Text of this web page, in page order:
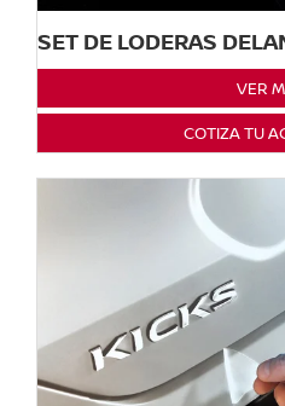
SET DE LODERAS
VER
COTIZA TU